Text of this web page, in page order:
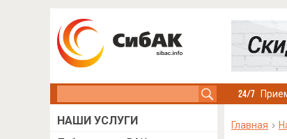
Главная
НАШИ УСЛУГИ